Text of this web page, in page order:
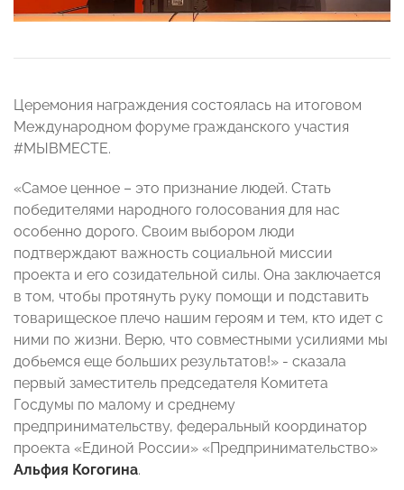
Церемония награждения состоялась на итоговом
Международном форуме гражданского участия
#МЫВМЕСТЕ.
«Самое ценное – это признание людей. Стать
победителями народного голосования для нас
особенно дорого. Своим выбором люди
подтверждают важность социальной миссии
проекта и его созидательной силы. Она заключается
в том, чтобы протянуть руку помощи и подставить
товарищеское плечо нашим героям и тем, кто идет с
ними по жизни. Верю, что совместными усилиями мы
добьемся еще больших результатов!» - сказала
первый заместитель председателя Комитета
Госдумы по малому и среднему
предпринимательству, федеральный координатор
проекта «Единой России» «Предпринимательство»
Альфия Когогина.